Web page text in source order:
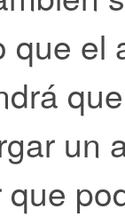
que el
un